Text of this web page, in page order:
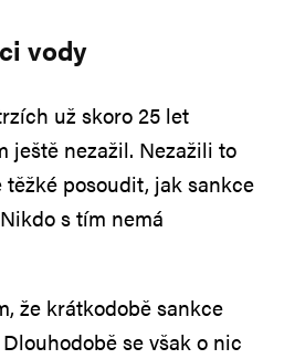
vody
už skoro 25 let
ještě nezažil. Nezažili to
těžké posoudit, jak sankce
s tím nemá
že krátkodobě sankce
se však o nic